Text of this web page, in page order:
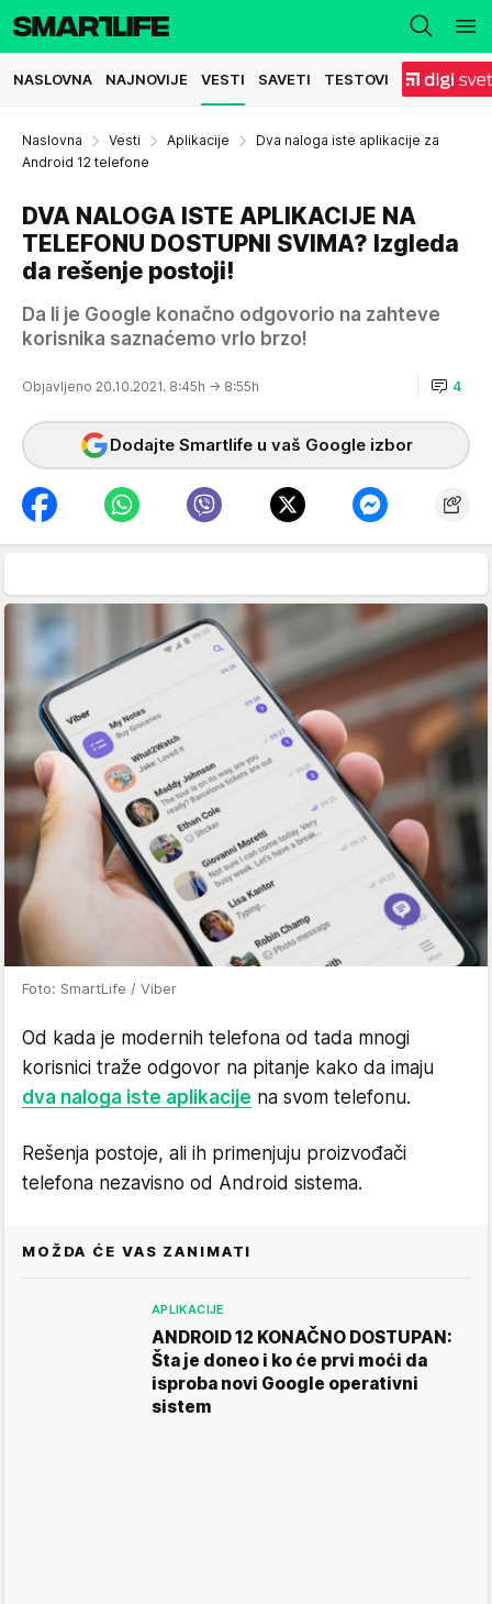
NASLOVNA NAJNOVIJE VESTI SAVETI TESTOVI
Naslovna Vesti Aplikacije
Dva naloga iste aplikacije za
Android 12 telefone
DVA NALOGA ISTE APLIKACIJE NA
TELEFONU DOSTUPNI SVIMA? Izgleda
da rešenje postoji!
Da li je Google konačno odgovorio na zahteve
korisnika saznaćemo vrlo brzo!
Objavljeno 20.10.2021. 8:45h → 8:55h 4
Dodajte Smartlife u vaš Google izbor
Foto: SmartLife / Viber
Od kada je modernih telefona od tada mnogi
korisnici traže odgovor na pitanje kako da imaju
dva naloga iste aplikacije na svom telefonu.
Rešenja postoje, ali ih primenjuju proizvođači
telefona nezavisno od Android sistema.
MOŽDA ĆE VAS ZANIMATI
APLIKACIJE
ANDROID 12 KONAČNO DOSTUPAN:
Šta je doneo i ko će prvi moći da
isproba novi Google operativni
sistem